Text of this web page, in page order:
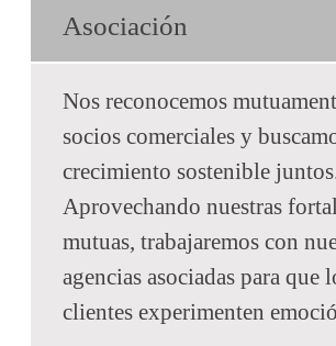
Asociación
Nos reconocemos
socios comerciales y
crecimiento sostenible
Aprovechando nuestras
mutuas, trabajaremos con
agencias asociadas para que
clientes experimenten